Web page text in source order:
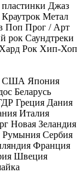
Джаз
Краутрок Метал
Поп Прог / Арт
рок Саундтреки
Хард Рок Хип-Хоп
США Япония
Беларусь
Греция Дания
Италия
Новая Зеландия
Румыния Сербия
Франция
Швеция